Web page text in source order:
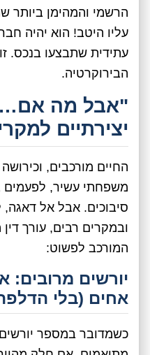
הרשמי והמהימן ביותר
עליו היטב! הוא יהיה
עתידית שתבצעו בנכס.
הבירוקרטיה.
"אבל מה
יצירתיים
החיים מורכבים,
משפחתי עשיר, לפעמים
סיבוכים. אבל אל דאגה,
ובמקרים רבים, עורך
המורכב לפשוט:
יורשים מרובים:
אחים (בלי
כשמדובר במספר